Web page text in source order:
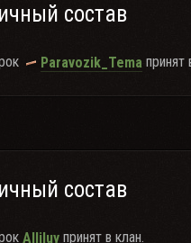
состав
Paravozik_Tema принят
состав
AIIiluy принят в клан.